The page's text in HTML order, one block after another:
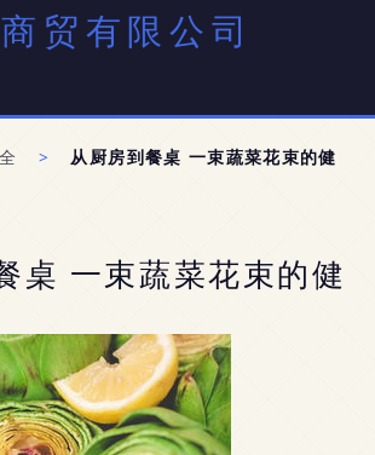
贸有限公司
>
从厨房到餐桌 一束蔬菜花束的健
桌 一束蔬菜花束的健